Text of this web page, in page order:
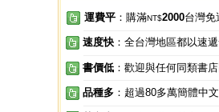
運費平 ：購滿NT$2000台灣免
速度快 ：全台灣地區都以速
書價低 ：歡迎與任何同類書
品種多 ：超過80多萬簡體中